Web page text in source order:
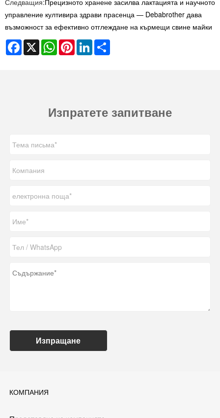
управление култивира здрави прасенца — Debabrother дава
възможност за ефективно отглеждане на кърмещи свине майки
Facebook
X WhatsAppPinterestLinkedIn
Изпратете запитване
Изпращане
КОМПАНИЯ